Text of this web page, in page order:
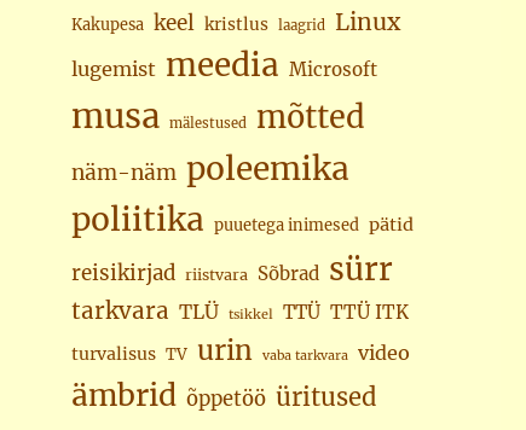
Kakupesa keel kristlus laagrid Linux
lugemist meedia Microsoft
musa mälestused mõtted
näm-näm poleemika
poliitika puuetega inimesed pätid
reisikirjad riistvara Sõbrad sürr
tarkvara TLÜ tsikkel TTÜ TTÜ ITK
turvalisus TV urin vaba tarkvara video
ämbrid õppetöö üritused